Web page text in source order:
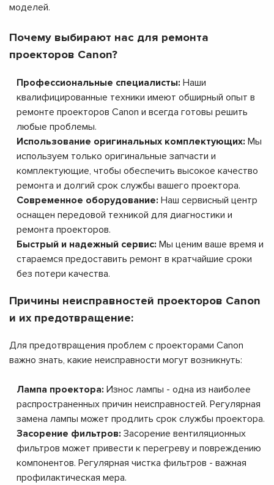
моделей.
Почему выбирают нас для ремонта
проекторов Canon?
Профессиональные специалисты: Наши
квалифицированные техники имеют обширный опыт в
ремонте проекторов Canon и всегда готовы решить
любые проблемы.
Использование оригинальных комплектующих: Мы
используем только оригинальные запчасти и
комплектующие, чтобы обеспечить высокое качество
ремонта и долгий срок службы вашего проектора.
Современное оборудование: Наш сервисный центр
оснащен передовой техникой для диагностики и
ремонта проекторов.
Быстрый и надежный сервис: Мы ценим ваше время и
стараемся предоставить ремонт в кратчайшие сроки
без потери качества.
Причины неисправностей проекторов Canon
и их предотвращение:
Для предотвращения проблем с проекторами Canon
важно знать, какие неисправности могут возникнуть:
Лампа проектора: Износ лампы - одна из наиболее
распространенных причин неисправностей. Регулярная
замена лампы может продлить срок службы проектора.
Засорение фильтров: Засорение вентиляционных
фильтров может привести к перегреву и повреждению
компонентов. Регулярная чистка фильтров - важная
профилактическая мера.